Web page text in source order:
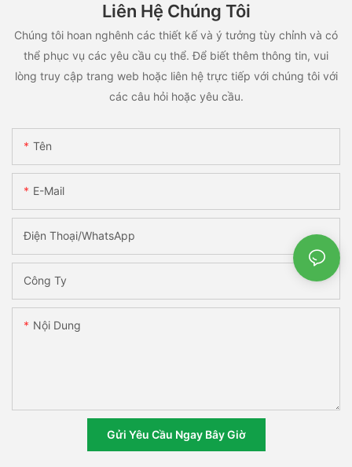
Liên Hệ Chúng Tôi
Chúng tôi hoan nghênh các thiết kế và ý tưởng tùy chỉnh và có
thể phục vụ các yêu cầu cụ thể. Để biết thêm thông tin, vui
lòng truy cập trang web hoặc liên hệ trực tiếp với chúng tôi với
các câu hỏi hoặc yêu cầu.
Tên
E-Mail
Điện Thoại/WhatsApp
Công Ty
Nội Dung
Gửi Yêu Cầu Ngay Bây Giờ